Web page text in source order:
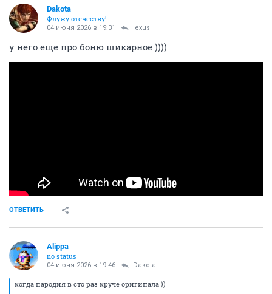
Dаkota
Флужу отечеству!
04 июня 2026 в 19:31 lexus
у него еще про боню шикарное ))))
ОТВЕТИТЬ
Alippa
no status
04 июня 2026 в 19:46 Dаkota
когда пародия в сто раз круче оригинала ))